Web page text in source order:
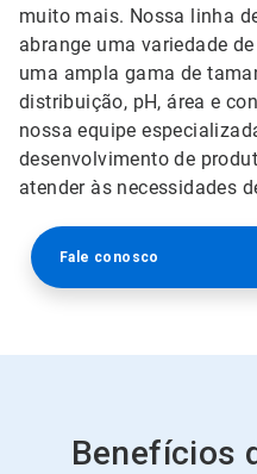
muito mais. Nossa linha
abrange uma variedade
uma ampla gama de
distribuição, pH, área e
nossa equipe
desenvolvimento de
atender às necessidades
Fale conosco
Benefícios